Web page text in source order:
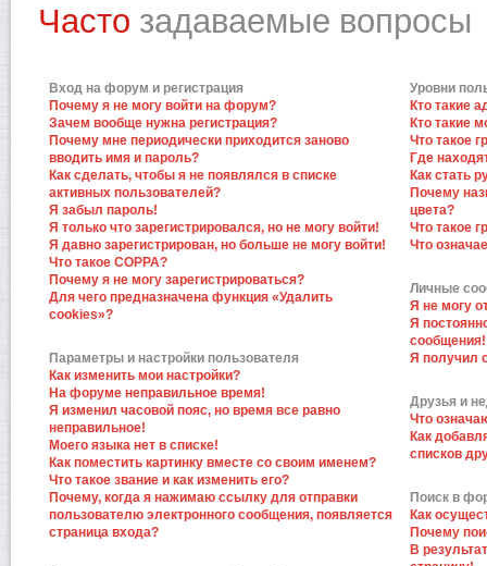
Часто задаваемые вопросы
Вход на форум и регистрация
Почему я не могу войти на форум?
Зачем вообще нужна регистрация?
Почему мне периодически приходится заново
вводить имя и пароль?
Как сделать, чтобы я не появлялся в списке
активных пользователей?
Я забыл пароль!
Я только что зарегистрировался, но не могу войти!
Я давно зарегистрирован, но больше не могу войти!
Что такое COPPA?
Почему я не могу зарегистрироваться?
Для чего предназначена функция «Удалить
cookies»?
Параметры и настройки пользователя
Как изменить мои настройки?
На форуме неправильное время!
Я изменил часовой пояс, но время все равно
неправильное!
Моего языка нет в списке!
Как поместить картинку вместе со своим именем?
Что такое звание и как изменить его?
Почему, когда я нажимаю ссылку для отправки
пользователю электронного сообщения, появляется
страница входа?
Уровни
Кто такие
Кто такие
Что такое
Где
Как стать
Почему
цвета?
Что такое
Что
Личные
Я не могу
Я
сообщения!
Я получил
Друзья и
Что
Как
списков
Поиск в
Как
Почему
В